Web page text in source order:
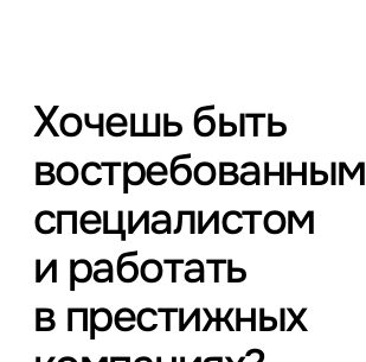
Хочешь быть
востребованным
специалистом
и работать
в престижных